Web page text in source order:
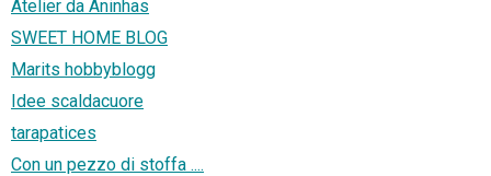
Atelier da Aninhas
SWEET HOME BLOG
Marits hobbyblogg
Idee scaldacuore
tarapatices
Con un pezzo di stoffa ....